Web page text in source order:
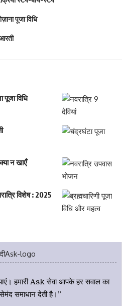
पूजा विधि
पूजा विधि
न खाएँ
विशेष : 2025
हमारी Ask सेवा आपके हर सवाल का
समाधान देती है।”